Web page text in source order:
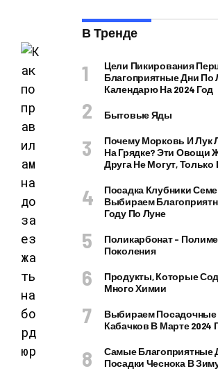
В Тренде
Цели Пикирования
Благоприятные Дни По
Календарю На 2024 Год
Бытовые Яды
Почему Морковь И Лук
На Грядке? Эти Овощи
Друга Не Могут, Только
Посадка Клубники
Выбираем
Году По Луне
Поликарбонат –
Поколения
Продукты, Которые
Много Химии
Выбираем Посадочные
Кабачков В Марте 2024
Самые Благоприятные
Посадки Чеснока В